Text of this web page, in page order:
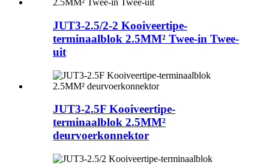
JUT3-2.5/2-2 Kooiveertipe-
terminaalblok 2.5MM² Twee-in Twee-
uit
JUT3-2.5F Kooiveertipe-
terminaalblok 2.5MM²
deurvoerkonnektor